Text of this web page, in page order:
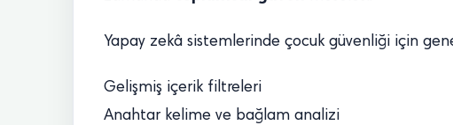
Yapay zekâ sistemlerinde çocuk güvenliği için
Gelişmiş içerik filtreleri
Anahtar kelime ve bağlam analizi